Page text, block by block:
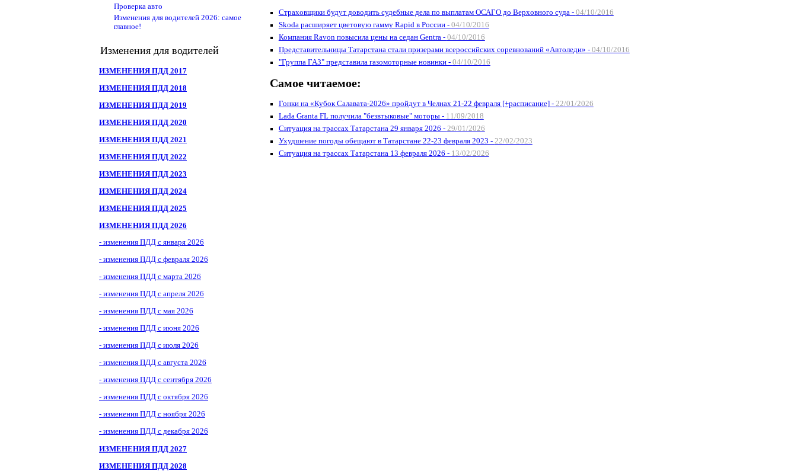
Проверка авто
Изменения для водителей 2026: самое
главное!
Изменения для водителей
ИЗМЕНЕНИЯ ПДД 2017
ИЗМЕНЕНИЯ ПДД 2018
ИЗМЕНЕНИЯ ПДД 2019
ИЗМЕНЕНИЯ ПДД 2020
ИЗМЕНЕНИЯ ПДД 2021
ИЗМЕНЕНИЯ ПДД 2022
ИЗМЕНЕНИЯ ПДД 2023
ИЗМЕНЕНИЯ ПДД 2024
ИЗМЕНЕНИЯ ПДД 2025
ИЗМЕНЕНИЯ ПДД 2026
- изменения ПДД с января 2026
- изменения ПДД с февраля 2026
- изменения ПДД с марта 2026
- изменения ПДД с апреля 2026
- изменения ПДД с мая 2026
- изменения ПДД с июня 2026
- изменения ПДД с июля 2026
- изменения ПДД с августа 2026
- изменения ПДД с сентября 2026
- изменения ПДД с октября 2026
- изменения ПДД с ноября 2026
- изменения ПДД с декабря 2026
ИЗМЕНЕНИЯ ПДД 2027
ИЗМЕНЕНИЯ ПДД 2028
Страховщики будут доводить судебные дела по выплатам ОСАГО до Верховного суда - 04/10/2016
Skoda расширяет цветовую гамму Rapid в России - 04/10/2016
Компания Ravon повысила цены на седан Gentra - 04/10/2016
Представительницы Татарстана стали призерами всероссийских соревнований «Автоледи» - 04/10/2016
"Группа ГАЗ" представила газомоторные новинки - 04/10/2016
Самое читаемое:
Гонки на «Кубок Салавата-2026» пройдут в Челнах 21-22 февраля [+расписание] - 22/01/2026
Lada Granta FL получила "безвтыковые" моторы - 11/09/2018
Ситуация на трассах Татарстана 29 января 2026 - 29/01/2026
Ухудшение погоды обещают в Татарстане 22-23 февраля 2023 - 22/02/2023
Ситуация на трассах Татарстана 13 февраля 2026 - 13/02/2026